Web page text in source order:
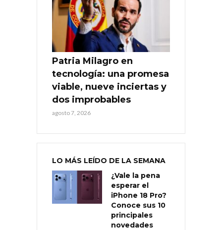
Patria Milagro en
tecnología: una promesa
viable, nueve inciertas y
dos improbables
agosto 7, 2026
LO MÁS LEÍDO DE LA SEMANA
¿Vale la pena
esperar el
iPhone 18 Pro?
Conoce sus 10
principales
novedades